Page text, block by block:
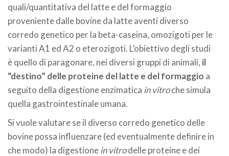
quali/quantitativa del latte e del formaggio
proveniente dalle bovine da latte aventi diverso
corredo genetico per la beta-caseina, omozigoti per le
varianti A1 ed A2 o eterozigoti. L’obiettivo degli studi
è quello di paragonare, nei diversi gruppi di animali, il
“destino” delle proteine del latte e del formaggio a
seguito della digestione enzimatica in vitroche simula
quella gastrointestinale umana.
Si vuole valutare se il diverso corredo genetico delle
bovine possa influenzare (ed eventualmente definire in
che modo) la digestionein vitrodelle proteine e dei